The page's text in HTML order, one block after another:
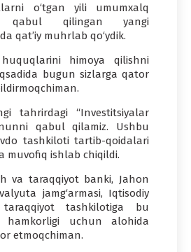
o‘tgan yili umumxalq
qabul qilingan yangi
qat’iy muhrlab qo‘ydik.
huquqlarini himoya qilishni
bugun sizlarga qator
tahrirdagi “Investitsiyalar
qabul qilamiz. Ushbu
tashkiloti tartib-qoidalari
muvofiq ishlab chiqildi.
va taraqqiyot banki, Jahon
jamg‘armasi, Iqtisodiy
tashkilotiga bu
hamkorligi uchun alohida
etmoqchiman.